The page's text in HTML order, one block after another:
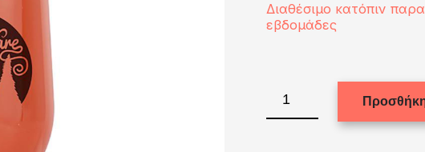
Διαθέσιμο κατόπιν
εβδομάδες
Cup
12oz